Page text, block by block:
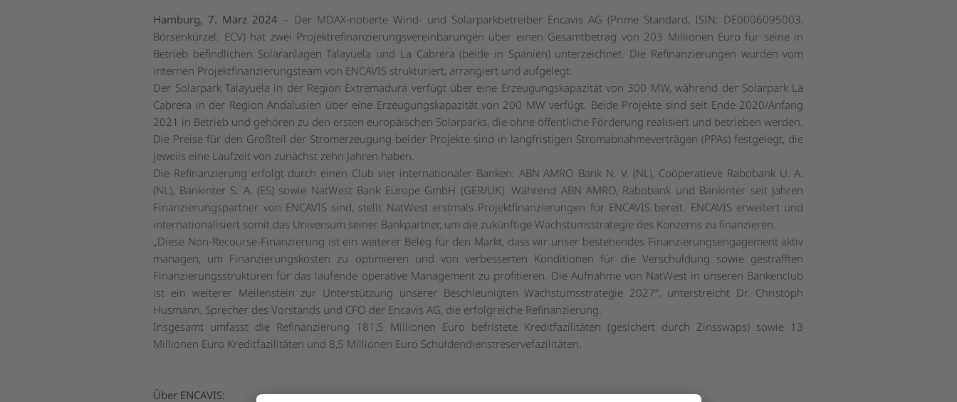
Hamburg, 7. März 2024 – Der MDAX-notierte Wind- und Solarparkbetreiber Encavis AG (Prime Standard, ISIN: DE0006095003,
Börsenkürzel: ECV) hat zwei Projektrefinanzierungsvereinbarungen über einen Gesamtbetrag von 203 Millionen Euro für seine in
Betrieb befindlichen Solaranlagen Talayuela und La Cabrera (beide in Spanien) unterzeichnet. Die Refinanzierungen wurden vom
internen Projektfinanzierungsteam von ENCAVIS strukturiert, arrangiert und aufgelegt.
Der Solarpark Talayuela in der Region Extremadura verfügt über eine Erzeugungskapazität von 300 MW, während der Solarpark La
Cabrera in der Region Andalusien über eine Erzeugungskapazität von 200 MW verfügt. Beide Projekte sind seit Ende 2020/Anfang
2021 in Betrieb und gehören zu den ersten europäischen Solarparks, die ohne öffentliche Förderung realisiert und betrieben werden.
Die Preise für den Großteil der Stromerzeugung beider Projekte sind in langfristigen Stromabnahmeverträgen (PPAs) festgelegt, die
jeweils eine Laufzeit von zunächst zehn Jahren haben.
Die Refinanzierung erfolgt durch einen Club vier internationaler Banken: ABN AMRO Bank N. V. (NL), Coöperatieve Rabobank U. A.
(NL), Bankinter S. A. (ES) sowie NatWest Bank Europe GmbH (GER/UK). Während ABN AMRO, Rabobank und Bankinter seit Jahren
Finanzierungspartner von ENCAVIS sind, stellt NatWest erstmals Projektfinanzierungen für ENCAVIS bereit. ENCAVIS erweitert und
internationalisiert somit das Universum seiner Bankpartner, um die zukünftige Wachstumsstrategie des Konzerns zu finanzieren.
„Diese Non-Recourse-Finanzierung ist ein weiterer Beleg für den Markt, dass wir unser bestehendes Finanzierungsengagement aktiv
managen, um Finanzierungskosten zu optimieren und von verbesserten Konditionen für die Verschuldung sowie gestrafften
Finanzierungsstrukturen für das laufende operative Management zu profitieren. Die Aufnahme von NatWest in unseren Bankenclub
ist ein weiterer Meilenstein zur Unterstützung unserer Beschleunigten Wachstumsstrategie 2027“, unterstreicht Dr. Christoph
Husmann, Sprecher des Vorstands und CFO der Encavis AG, die erfolgreiche Refinanzierung.
Insgesamt umfasst die Refinanzierung 181,5 Millionen Euro befristete Kreditfazilitäten (gesichert durch Zinsswaps) sowie 13
Millionen Euro Kreditfazilitäten und 8,5 Millionen Euro Schuldendienstreservefazilitäten.
Über ENCAVIS: